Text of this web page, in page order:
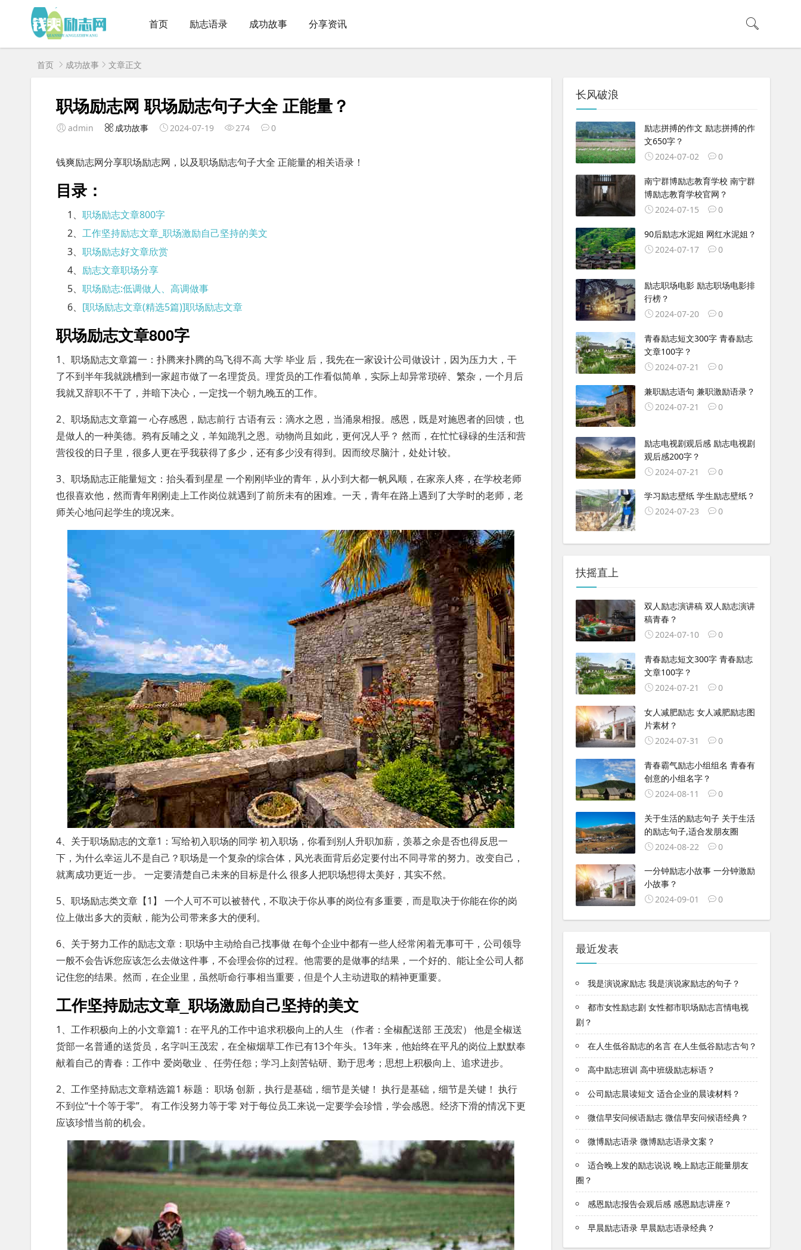
首页 励志语录 成功故事 分享资讯
首页 成功故事 文章正文
职场励志网 职场励志句子大全 正能量？
admin 成功故事 2024-07-19 274 0
钱爽励志网分享职场励志网，以及职场励志句子大全 正能量的相关语录！
目录：
1、职场励志文章800字
2、工作坚持励志文章_职场激励自己坚持的美文
3、职场励志好文章欣赏
4、 励志文章职场分享
5、职场励志:低调做人、高调做事
6、 [职场励志文章(精选5篇)]职场励志文章
职场励志文章800字
1、职场励志文章篇一：扑腾来扑腾的鸟飞得不高 大学 毕业 后，我先在一家设计公司做设计，因为压力大，干
了不到半年我就跳槽到一家超市做了一名理货员。理货员的工作看似简单，实际上却异常琐碎、繁杂，一个月后
我就又辞职不干了，并暗下决心，一定找一个朝九晚五的工作。
2、职场励志文章篇一 心存感恩，励志前行 古语有云：滴水之恩，当涌泉相报。感恩，既是对施恩者的回馈，也
是做人的一种美德。鸦有反哺之义，羊知跪乳之恩。动物尚且如此，更何况人乎？ 然而，在忙忙碌碌的生活和营
营役役的日子里，很多人更在乎我获得了多少，还有多少没有得到。因而绞尽脑汁，处处计较。
3、职场励志正能量短文：抬头看到星星 一个刚刚毕业的青年，从小到大都一帆风顺，在家亲人疼，在学校老师
也很喜欢他，然而青年刚刚走上工作岗位就遇到了前所未有的困难。一天，青年在路上遇到了大学时的老师，老
师关心地问起学生的境况来。
4、关于职场励志的文章1：写给初入职场的同学 初入职场，你看到别人升职加薪，羡慕之余是否也得反思一
下，为什么幸运儿不是自己？职场是一个复杂的综合体，风光表面背后必定要付出不同寻常的努力。改变自己，
就离成功更近一步。 一定要清楚自己未来的目标是什么 很多人把职场想得太美好，其实不然。
5、职场励志类文章【1】 一个人可不可以被替代，不取决于你从事的岗位有多重要，而是取决于你能在你的岗
位上做出多大的贡献，能为公司带来多大的便利。
6、关于努力工作的励志文章：职场中主动给自己找事做 在每个企业中都有一些人经常闲着无事可干，公司领导
一般不会告诉您应该怎么去做这件事，不会理会你的过程。他需要的是做事的结果，一个好的、能让全公司人都
记住您的结果。然而，在企业里，虽然听命行事相当重要，但是个人主动进取的精神更重要。
工作坚持励志文章_职场激励自己坚持的美文
1、工作积极向上的小文章篇1：在平凡的工作中追求积极向上的人生 （作者：全椒配送部 王茂宏） 他是全椒送
货部一名普通的送货员，名字叫王茂宏，在全椒烟草工作已有13个年头。13年来，他始终在平凡的岗位上默默奉
献着自己的青春：工作中 爱岗敬业 、任劳任怨；学习上刻苦钻研、勤于思考；思想上积极向上、追求进步。
2、工作坚持励志文章精选篇1 标题： 职场 创新，执行是基础，细节是关键！ 执行是基础，细节是关键！ 执行
不到位“十个等于零”。 有工作没努力等于零 对于每位员工来说一定要学会珍惜，学会感恩。经济下滑的情况下更
应该珍惜当前的机会。
长风破浪
励志拼搏的作文 励志拼搏的作
文650字？
2024-07-02
0
南宁群博励志教育学校 南宁群
博励志教育学校官网？
2024-07-15
0
90后励志水泥姐 网红水泥姐？
2024-07-17
0
励志职场电影 励志职场电影排
行榜？
2024-07-20
0
青春励志短文300字 青春励志
文章100字？
2024-07-21
0
兼职励志语句 兼职激励语录？
2024-07-21
0
励志电视剧观后感 励志电视剧
观后感200字？
2024-07-21
0
学习励志壁纸 学生励志壁纸？
2024-07-23
0
扶摇直上
双人励志演讲稿 双人励志演讲
稿青春？
2024-07-10
0
青春励志短文300字 青春励志
文章100字？
2024-07-21
0
女人减肥励志 女人减肥励志图
片素材？
2024-07-31
0
青春霸气励志小组组名 青春有
创意的小组名字？
2024-08-11
0
关于生活的励志句子 关于生活
的励志句子,适合发朋友圈
2024-08-22
0
一分钟励志小故事 一分钟激励
小故事？
2024-09-01
0
最近发表
我是演说家励志 我是演说家励志的句子？
都市女性励志剧 女性都市职场励志言情电视
剧？
在人生低谷励志的名言 在人生低谷励志古句？
高中励志班训 高中班级励志标语？
公司励志晨读短文 适合企业的晨读材料？
微信早安问候语励志 微信早安问候语经典？
微博励志语录 微博励志语录文案？
适合晚上发的励志说说 晚上励志正能量朋友
圈？
感恩励志报告会观后感 感恩励志讲座？
早晨励志语录 早晨励志语录经典？